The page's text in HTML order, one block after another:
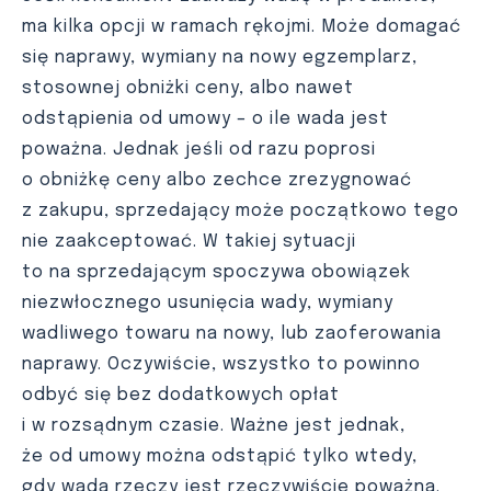
ma kilka opcji w ramach rękojmi. Może domagać
się naprawy, wymiany na nowy egzemplarz,
stosownej obniżki ceny, albo nawet
odstąpienia od umowy – o ile wada jest
poważna. Jednak jeśli od razu poprosi
o obniżkę ceny albo zechce zrezygnować
z zakupu, sprzedający może początkowo tego
nie zaakceptować. W takiej sytuacji
to na sprzedającym spoczywa obowiązek
niezwłocznego usunięcia wady, wymiany
wadliwego towaru na nowy, lub zaoferowania
naprawy. Oczywiście, wszystko to powinno
odbyć się bez dodatkowych opłat
i w rozsądnym czasie. Ważne jest jednak,
że od umowy można odstąpić tylko wtedy,
gdy wada rzeczy jest rzeczywiście poważna.